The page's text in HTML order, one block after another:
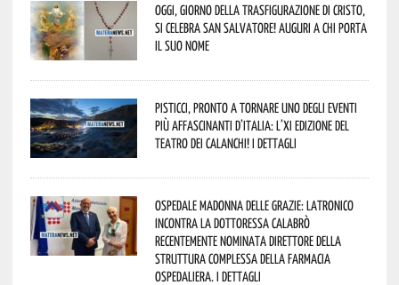
Oggi, giorno della Trasfigurazione di Cristo,
si celebra San Salvatore! Auguri a chi porta
il suo nome
Pisticci, pronto a tornare uno degli eventi
più affascinanti d’Italia: l’XI edizione del
Teatro dei Calanchi! I dettagli
Ospedale Madonna delle Grazie: Latronico
incontra la dottoressa Calabrò
recentemente nominata Direttore della
Struttura Complessa della Farmacia
Ospedaliera. I dettagli